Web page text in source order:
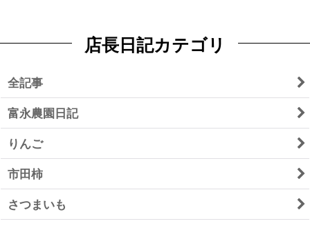
店長日記カテゴリ
全記事
富永農園日記
りんご
市田柿
さつまいも